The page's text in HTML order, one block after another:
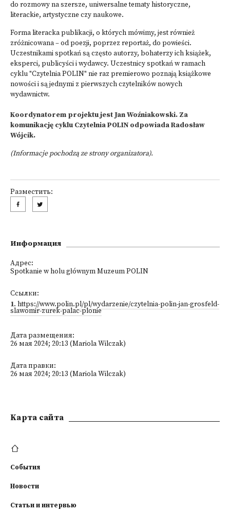
do rozmowy na szersze, uniwersalne tematy historyczne,
literackie, artystyczne czy naukowe.
Forma literacka publikacji, o których mówimy, jest również
zróżnicowana – od poezji, poprzez reportaż, do powieści.
Uczestnikami spotkań są często autorzy, bohaterzy ich książek,
eksperci, publicyści i wydawcy. Uczestnicy spotkań w ramach
cyklu "Czytelnia POLIN" nie raz premierowo poznają książkowe
nowości i są jednymi z pierwszych czytelników nowych
wydawnictw.
Koordynatorem projektu jest Jan Woźniakowski. Za
komunikację cyklu Czytelnia POLIN odpowiada Radosław
Wójcik.
(Informacje pochodzą ze strony organizatora).
Разместить:
Информация
Адрес:
Spotkanie w holu głównym Muzeum POLIN
Ссылки:
1. https://www.polin.pl/pl/wydarzenie/czytelnia-polin-jan-grosfeld-
slawomir-zurek-palac-plonie
Дата размещения:
26 мая 2024; 20:13 (Mariola Wilczak)
Дата правки:
26 мая 2024; 20:13 (Mariola Wilczak)
Kарта сайта
События
Новости
Статьи и интервью